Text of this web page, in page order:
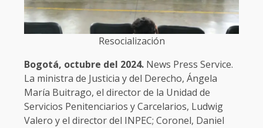
Resocialización
Bogotá, octubre del 2024. News Press Service.
La ministra de Justicia y del Derecho, Ángela
María Buitrago, el director de la Unidad de
Servicios Penitenciarios y Carcelarios, Ludwig
Valero y el director del INPEC; Coronel, Daniel